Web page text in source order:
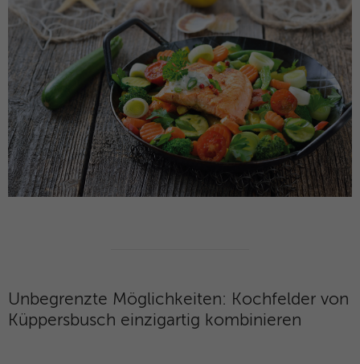
Unbegrenzte Möglichkeiten: Kochfelder von
Küppersbusch einzigartig kombinieren
Laufzeit 1 Jahr
Zweck
Gibt an, wann Clarity diesen Benutzer zum
ersten Mal auf einer Site gesehen hat, die
Clarity verwendet.
Name ANONCHK
Anbieter Microsoft Clarity
Wert immer auf 0 gesetzt.